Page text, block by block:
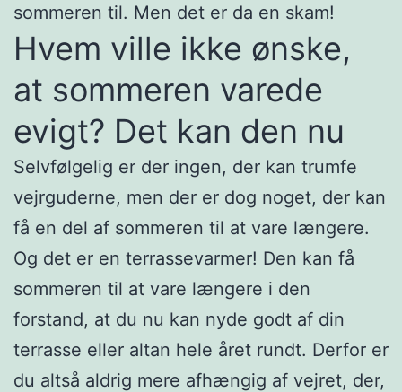
sommeren til. Men det er da en skam!
Hvem ville ikke ønske,
at sommeren varede
evigt? Det kan den nu
Selvfølgelig er der ingen, der kan trumfe
vejrguderne, men der er dog noget, der kan
få en del af sommeren til at vare længere.
Og det er en terrassevarmer! Den kan få
sommeren til at vare længere i den
forstand, at du nu kan nyde godt af din
terrasse eller altan hele året rundt. Derfor er
du altså aldrig mere afhængig af vejret, der,